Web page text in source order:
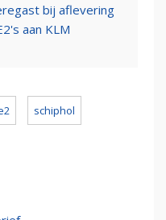
bij aflevering
aan KLM
schiphol